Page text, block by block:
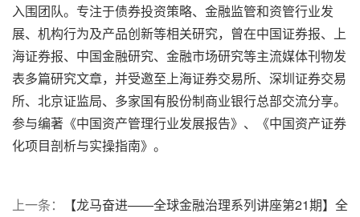
入围团队。专注于债券投资策略、金融监管和资管行业发
展、机构行为及产品创新等相关研究，曾在中国证券报、上
海证券报、中国金融研究、金融市场研究等主流媒体刊物发
表多篇研究文章，并受邀至上海证券交易所、深圳证券交易
所、北京证监局、多家国有股份制商业银行总部交流分享。
参与编著《中国资产管理行业发展报告》、《中国资产证券
化项目剖析与实操指南》。
上一条：
【龙马奋进——全球金融治理系列讲座第21期】全